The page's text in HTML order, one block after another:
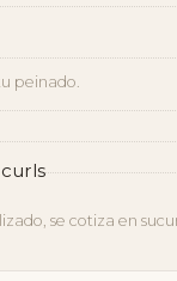
peinado.
se cotiza en